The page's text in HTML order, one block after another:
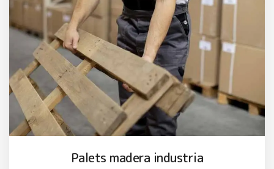
Palets madera industria